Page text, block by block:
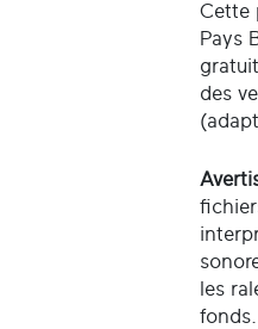
Cette
Pays
des
les